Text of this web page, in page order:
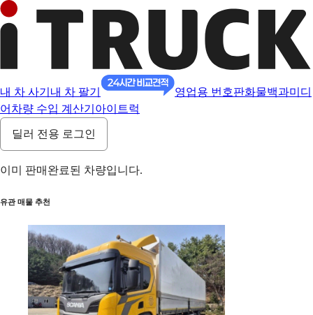
내 차 사기 내 차 팔기 영업용 번호판화물백과미디
어 차량 수입 계산기 아이트럭
딜러 전용 로그인
이미 판매완료된 차량입니다.
유관 매물 추천